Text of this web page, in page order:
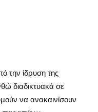
την ίδρυση της
διαδικτυακά σε
να ανακαινίσουν